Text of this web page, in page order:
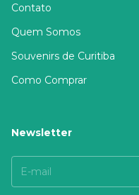
Contato
Quem Somos
Souvenirs de Curitiba
Como Comprar
Newsletter